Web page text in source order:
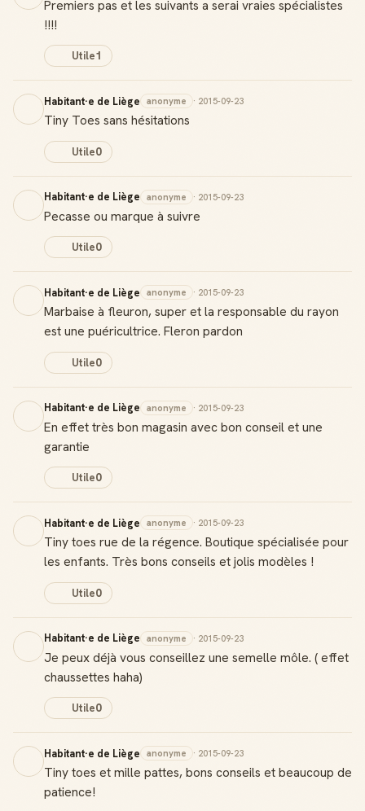
Premiers pas et les suivants a serai vraies spécialistes
!!!!
Utile1
Habitant·e de Liège anonyme · 2015-09-23
Tiny Toes sans hésitations
Utile0
Habitant·e de Liège anonyme · 2015-09-23
Pecasse ou marque à suivre
Utile0
Habitant·e de Liège anonyme · 2015-09-23
Marbaise à fleuron, super et la responsable du rayon
est une puéricultrice. Fleron pardon
Utile0
Habitant·e de Liège anonyme · 2015-09-23
En effet très bon magasin avec bon conseil et une
garantie
Utile0
Habitant·e de Liège anonyme · 2015-09-23
Tiny toes rue de la régence. Boutique spécialisée pour
les enfants. Très bons conseils et jolis modèles !
Utile0
Habitant·e de Liège anonyme · 2015-09-23
Je peux déjà vous conseillez une semelle môle. ( effet
chaussettes haha)
Utile0
Habitant·e de Liège anonyme · 2015-09-23
Tiny toes et mille pattes, bons conseils et beaucoup de
patience!